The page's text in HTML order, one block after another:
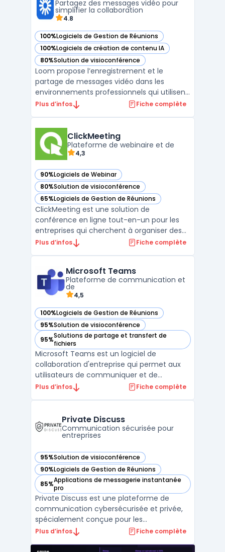
plateforme, Fuze permet aux organisatio ...
Partagez des messages vidéo pour
simplifier la collaboration
4.8
100%Logiciels de Gestion de Réunions
— voir Loom dans cette catégorie
100%Logiciels de création de contenu IA
— voir Loom dans cette catégorie
80%Solution de visioconférence
— voir Loom dans cette catégorie
Loom propose l’enregistrement et le
partage de messages vidéo dans les
environnements professionnels qui utilisent
la communication asynchrone. Dans de
clarté et le suivi des projets, notamment
lors de la gestion de tâ ...
Plus d’infos Fiche complète
ClickMeeting
Plateforme de webinaire et de
4,3
90%Logiciels de Webinar
— voir ClickMeeting dans cette catégorie
80%Solution de visioconférence
— voir ClickMeeting dans cette catégorie
65%Logiciels de Gestion de Réunions
— voir ClickMeeting dans cette catégorie
ClickMeeting est une solution de
conférence en ligne tout-en-un pour les
entreprises qui cherchent à organiser des
webinaires, des réunions en ligne et des
que des outils de présentation, un tableau
blanc, un partage ...
Plus d’infos Fiche complète
Microsoft Teams
Plateforme de communication et
de
4,5
100%Logiciels de Gestion de Réunions
— voir Microsoft Teams dans cette catégorie
95%Solution de visioconférence
— voir Microsoft Teams dans cette catégorie
95%Solutions de partage et transfert de
fichiers
— voir Microsoft Teams dans cette catégorie
Microsoft Teams est un logiciel de
collaboration d'entreprise qui permet aux
utilisateurs de communiquer et de
collaborer efficacement avec des équipes
communiquer via des chats, des appels
audio et des appels vidéo. Il offre égal ...
Plus d’infos Fiche complète
Private Discuss
Communication sécurisée pour
entreprises
95%Solution de visioconférence
— voir Private Discuss dans cette catégorie
90%Logiciels de Gestion de Réunions
— voir Private Discuss dans cette catégorie
85%Applications de messagerie instantanée
pro
— voir Private Discuss dans cette catégorie
Private Discuss est une plateforme de
communication cybersécurisée et privée,
spécialement conçue pour les
gouvernements et les entreprises sensibles.
Plus d’infos Fiche complète